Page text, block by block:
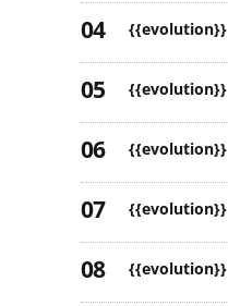
{{evolution}}
{{evolution}}
{{evolution}}
{{evolution}}
{{evolution}}